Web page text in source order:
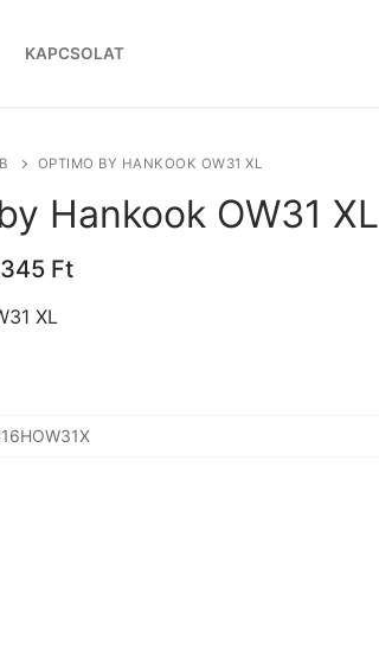
KAPCSOLAT
OPTIMO BY HANKOOK OW31 XL
Hankook OW31 XL
FtCurrent
XL